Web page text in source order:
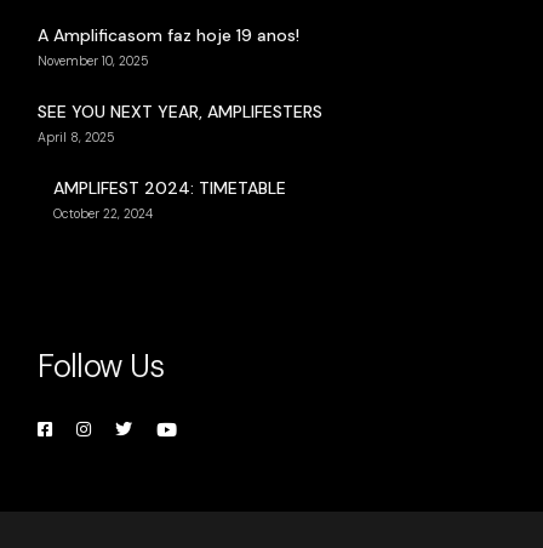
A Amplificasom faz hoje 19 anos!
November 10, 2025
SEE YOU NEXT YEAR, AMPLIFESTERS
April 8, 2025
AMPLIFEST 2024: TIMETABLE
October 22, 2024
Follow Us